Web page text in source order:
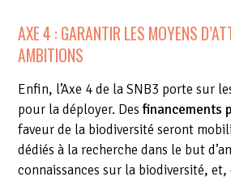
AXE 4 : GARANTIR LES MOYENS
AMBITIONS
Enfin, l’Axe 4 de la SNB3 porte sur
pour la déployer. Desfinancements
faveur de la biodiversité seront
dédiés à la recherche dans le but
connaissances sur la biodiversité, et,